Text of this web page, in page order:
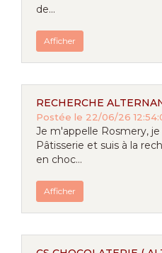
de...
Afficher
RECHERCHE
Postée le 22/06/26
Je m'appelle Rosmery,
Pâtisserie et suis à la
en choc...
Afficher